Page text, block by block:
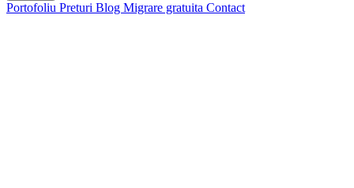
Portofoliu Preturi Blog Migrare gratuita Contact